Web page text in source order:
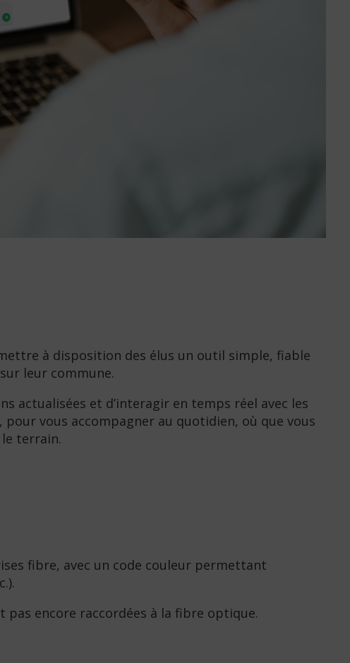
à disposition des élus un outil simple, fiable
leur commune.
actualisées et d’interagir en temps réel avec les
vous accompagner au quotidien, où que vous
le terrain.
fibre, avec un code couleur permettant
pas encore raccordées à la fibre optique.